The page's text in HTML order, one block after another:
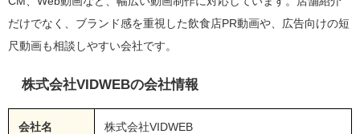
だけでなく、ブランド感を重視した飲食店PR動画や、広告向けの短
尺動画も相談しやすい会社です。
株式会社VIDWEBの会社情報
会社名 株式会社VIDWEB